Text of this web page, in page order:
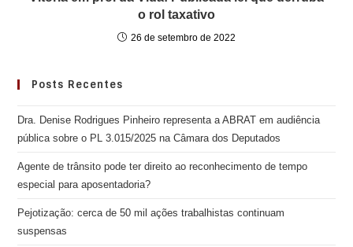
o rol taxativo
26 de setembro de 2022
Posts Recentes
Dra. Denise Rodrigues Pinheiro representa a ABRAT em audiência
pública sobre o PL 3.015/2025 na Câmara dos Deputados
Agente de trânsito pode ter direito ao reconhecimento de tempo
especial para aposentadoria?
Pejotização: cerca de 50 mil ações trabalhistas continuam
suspensas